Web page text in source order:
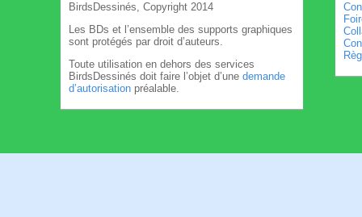
BirdsDessinés, Copyright 2014
Les BDs et l’ensemble des supports graphiques
sont protégés par droit d’auteurs.
Toute utilisation en dehors des services
BirdsDessinés doit faire l’objet d’une demande
d’autorisation préalable.